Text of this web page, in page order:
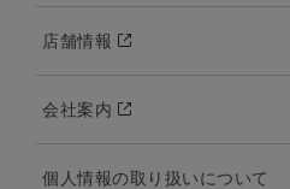
店舗情報
会社案内
個人情報の取り扱いについて